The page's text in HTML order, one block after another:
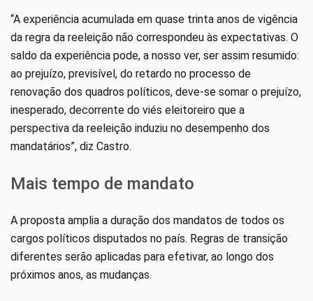
“A experiência acumulada em quase trinta anos de vigência
da regra da reeleição não correspondeu às expectativas. O
saldo da experiência pode, a nosso ver, ser assim resumido:
ao prejuízo, previsível, do retardo no processo de
renovação dos quadros políticos, deve-se somar o prejuízo,
inesperado, decorrente do viés eleitoreiro que a
perspectiva da reeleição induziu no desempenho dos
mandatários”, diz Castro.
Mais tempo de mandato
A proposta amplia a duração dos mandatos de todos os
cargos políticos disputados no país. Regras de transição
diferentes serão aplicadas para efetivar, ao longo dos
próximos anos, as mudanças.